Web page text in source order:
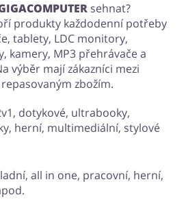
sehnat?
produkty každodenní potřeby
tablety, LDC monitory,
kamery, MP3 přehrávače a
výběr mají zákazníci mezi
zbožím.
dotykové, ultrabooky,
herní, multimediální, stylové
all in one, pracovní, herní,